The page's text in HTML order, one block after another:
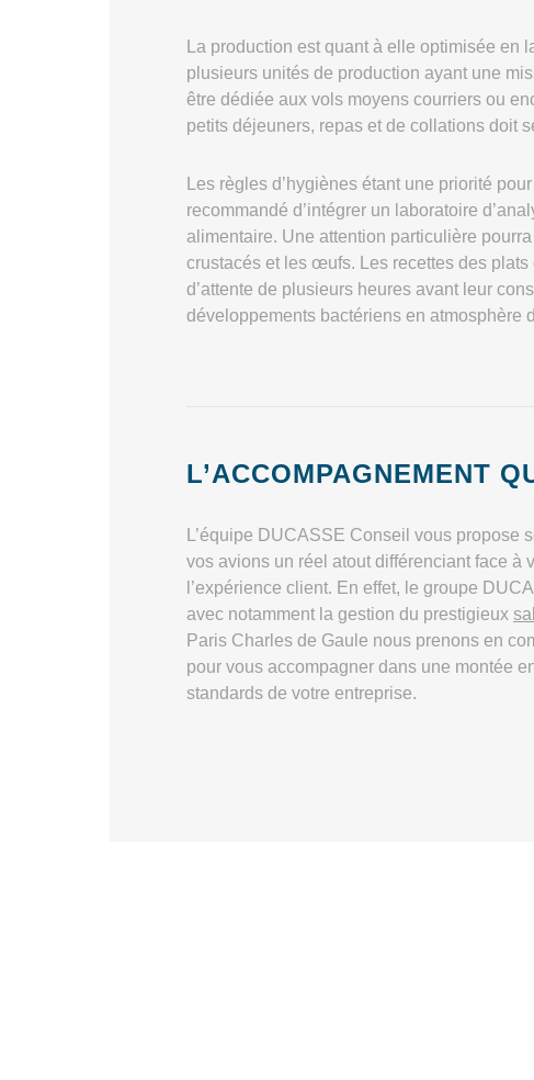
La production est quant à elle optimisée
plusieurs unités de production ayant une
être dédiée aux vols moyens courriers ou
petits déjeuners, repas et de collations doit
Les règles d’hygiènes étant une priorité
recommandé d’intégrer un laboratoire
alimentaire. Une attention particulière
crustacés et les œufs. Les recettes des
d’attente de plusieurs heures avant leur
développements bactériens en atmosphère
L’ACCOMPAGNEMENT
L’équipe DUCASSE Conseil vous
vos avions un réel atout différenciant face à
l’expérience client. En effet, le groupe
avec notamment la gestion du prestigieux
Paris Charles de Gaule nous prenons en
pour vous accompagner dans une montée
standards de votre entreprise.